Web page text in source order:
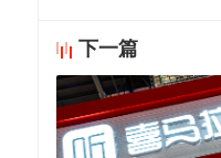
下一篇